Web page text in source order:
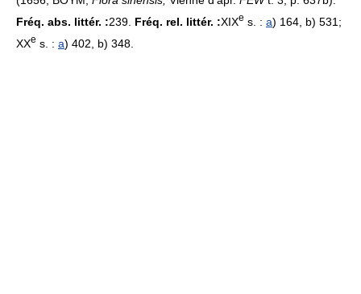
Fréq. abs. littér. :239. Fréq. rel. littér. :XIXe s. : a) 164, b) 531;
XXe s. : a) 402, b) 348.